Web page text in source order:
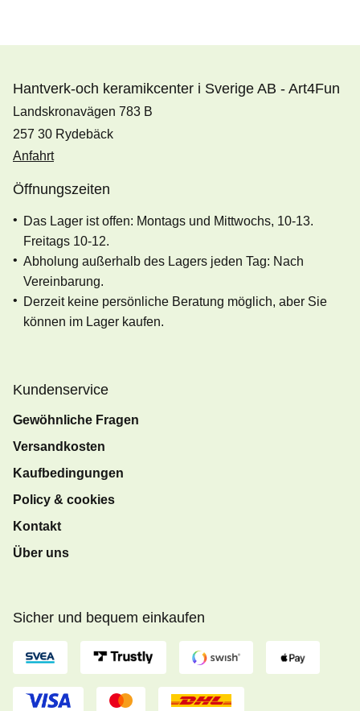
Hantverk-och keramikcenter i Sverige AB - Art4Fun
Landskronavägen 783 B
257 30 Rydebäck
Anfahrt
Öffnungszeiten
Das Lager ist offen: Montags und Mittwochs, 10-13.
Freitags 10-12.
Abholung außerhalb des Lagers jeden Tag: Nach
Vereinbarung.
Derzeit keine persönliche Beratung möglich, aber Sie
können im Lager kaufen.
Kundenservice
Gewöhnliche Fragen
Versandkosten
Kaufbedingungen
Policy & cookies
Kontakt
Über uns
Sicher und bequem einkaufen